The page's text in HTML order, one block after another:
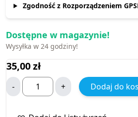
KOD PRODUCENTA: 46230025
Dostępne w magazynie!
Wysyłka w 24 godziny!
35,00 zł